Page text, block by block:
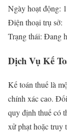
Ngày hoạt động:
Điện thoại trụ sở:
Trạng thái: Đang
Dịch Vụ Kế
Kế toán thuế là
chính xác cao.
quy định thuế có
xử phạt hoặc truy